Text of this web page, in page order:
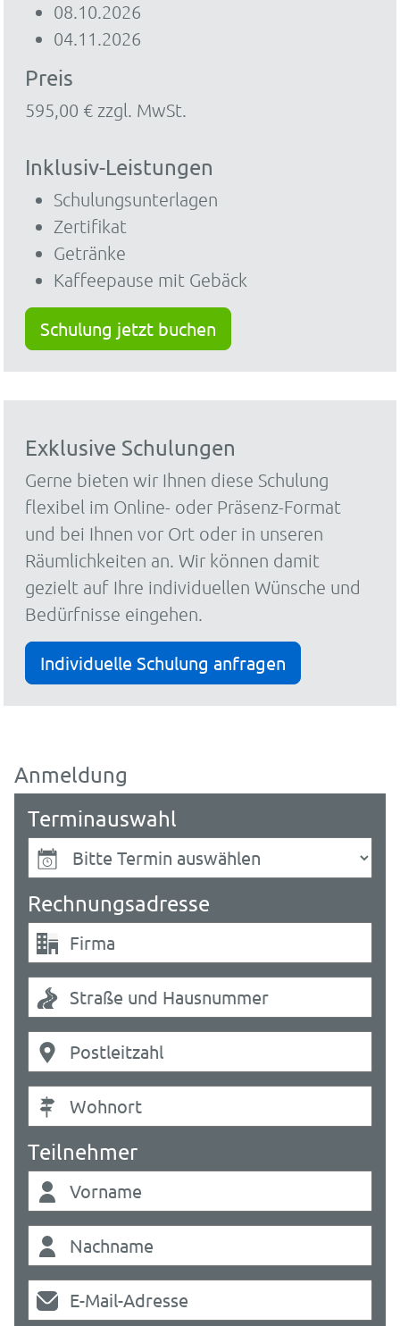
08.10.2026
04.11.2026
Preis
595,00 € zzgl. MwSt.
Inklusiv-Leistungen
Schulungsunterlagen
Zertifikat
Getränke
Kaffeepause mit Gebäck
Schulung jetzt buchen
Exklusive Schulungen
Gerne bieten wir Ihnen diese Schulung
flexibel im Online- oder Präsenz-Format
und bei Ihnen vor Ort oder in unseren
Räumlichkeiten an. Wir können damit
gezielt auf Ihre individuellen Wünsche und
Bedürfnisse eingehen.
Individuelle Schulung anfragen
Anmeldung
Terminauswahl
Rechnungsadresse
Teilnehmer